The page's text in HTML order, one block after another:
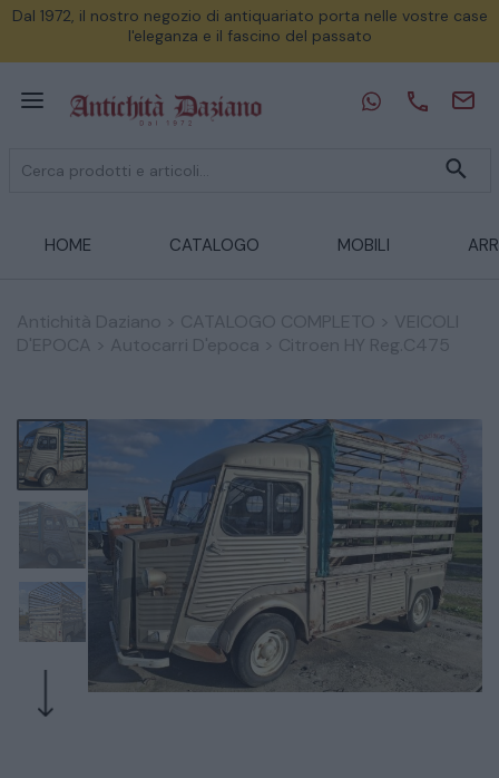
Dal 1972, il nostro negozio di antiquariato porta nelle vostre case
l'eleganza e il fascino del passato
HOME CATALOGO MOBILI
Antichità Daziano CATALOGO COMPLETO
VEICOLI
D'EPOCA
Autocarri D'epoca Citroen HY Reg.C475